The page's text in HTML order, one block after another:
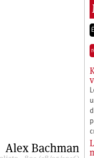
Alex Bachman